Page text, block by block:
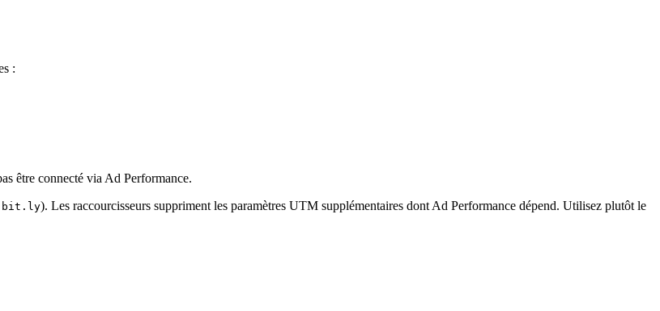
:
être connecté via Ad Performance.
bit.ly). Les raccourcisseurs suppriment les paramètres UTM supplémentaires dont Ad Performance dépend. Utilisez plutôt le